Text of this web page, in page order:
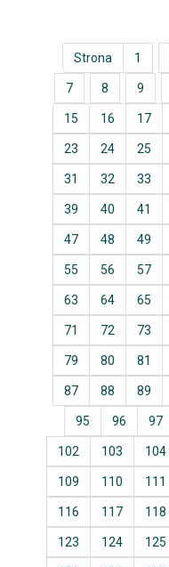
Strona 1
7 8 9
15 16 17
23 24 25
31 32 33
39 40 41
47 48 49
55 56 57
63 64 65
71 72 73
79 80 81
87 88 89
95 96 97
102 103 104
109 110 111
116 117 118
123 124 125